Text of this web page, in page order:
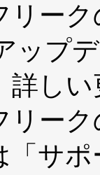
リー
ップ
詳し
リー
「サ